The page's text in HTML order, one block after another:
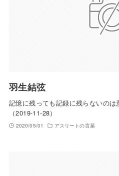
羽生結弦
記憶に残っても記録に残らないの
（2019-11-28）
2020/05/01 アスリートの言葉